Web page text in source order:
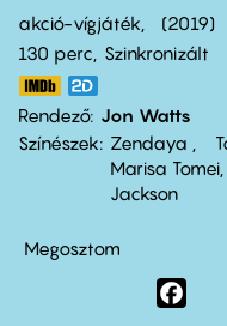
akció-vígjáték
2019
130 perc,
Szinkronizált
Rendező Jon Watts
Színészek
Zendaya
Marisa Tomei
Jackson
Megosztom